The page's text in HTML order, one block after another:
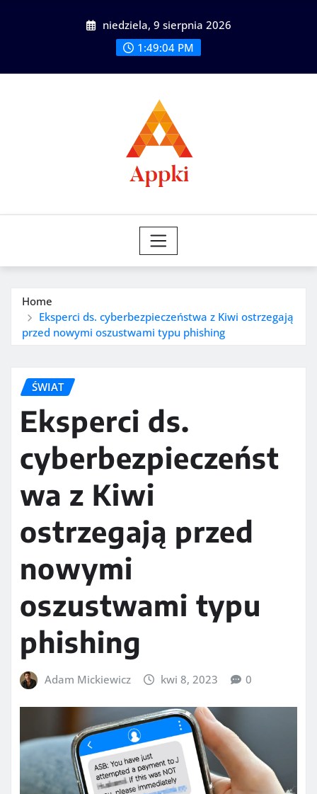
niedziela, 9 sierpnia 2026
1:49:05 PM
Home
Eksperci ds. cyberbezpieczeństwa z Kiwi ostrzegają
przed nowymi oszustwami typu phishing
ŚWIAT
Eksperci ds.
cyberbezpieczeńst
wa z Kiwi
ostrzegają przed
nowymi
oszustwami typu
phishing
Adam Mickiewicz kwi 8, 2023 0